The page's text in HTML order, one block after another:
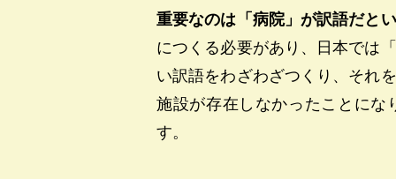
重要なのは「病院」が訳語だと
につくる必要があり、日本では
い訳語をわざわざつくり、それ
施設が存在しなかったことにな
す。